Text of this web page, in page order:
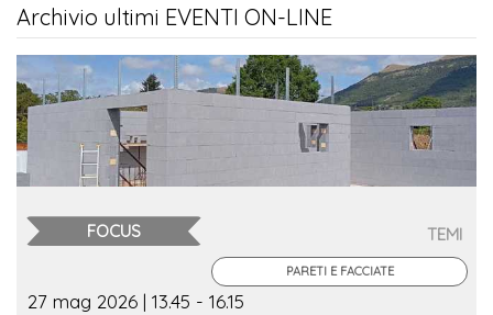
Archivio ultimi EVENTI ON-LINE
FOCUS TEMI
PARETI E FACCIATE
27 mag 2026 | 13.45 - 16.15